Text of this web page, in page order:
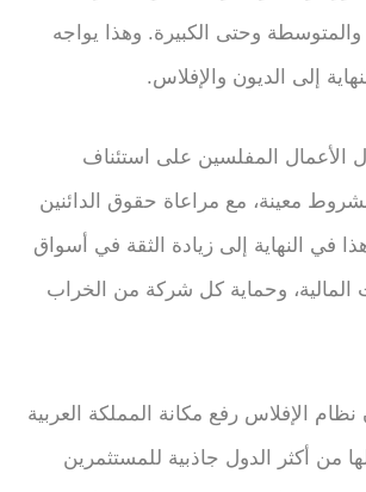
وحتى الكبيرة. وهذا يواجه
إلى الديون والإفلاس.
الأعمال المفلسين على استئناف
معينة، مع مراعاة حقوق الدائنين
في النهاية إلى زيادة الثقة في أسواق
المالية، وحماية كل شركة من الخراب
الإفلاس رفع مكانة المملكة العربية
من أكثر الدول جاذبية للمستثمرين